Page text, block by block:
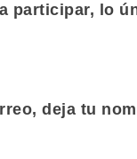
participar, lo
deja tu